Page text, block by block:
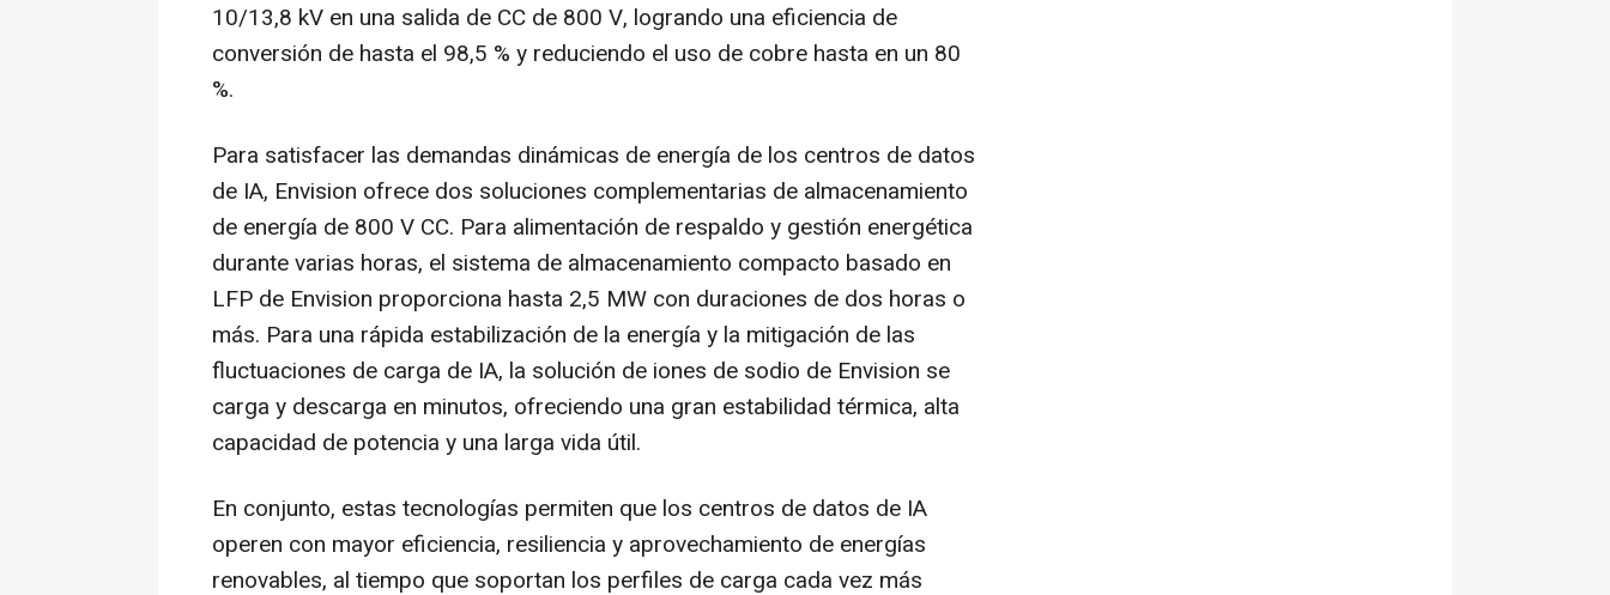
10/13,8 kV en una salida de CC de 800 V, logrando una eficiencia de
conversión de hasta el 98,5 % y reduciendo el uso de cobre hasta en un 80
%.
Para satisfacer las demandas dinámicas de energía de los centros de datos
de IA, Envision ofrece dos soluciones complementarias de almacenamiento
de energía de 800 V CC. Para alimentación de respaldo y gestión energética
durante varias horas, el sistema de almacenamiento compacto basado en
LFP de Envision proporciona hasta 2,5 MW con duraciones de dos horas o
más. Para una rápida estabilización de la energía y la mitigación de las
fluctuaciones de carga de IA, la solución de iones de sodio de Envision se
carga y descarga en minutos, ofreciendo una gran estabilidad térmica, alta
capacidad de potencia y una larga vida útil.
En conjunto, estas tecnologías permiten que los centros de datos de IA
operen con mayor eficiencia, resiliencia y aprovechamiento de energías
renovables, al tiempo que soportan los perfiles de carga cada vez más